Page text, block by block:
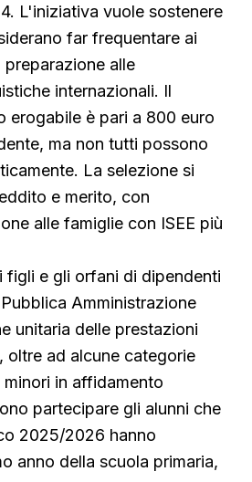
L'iniziativa vuole sostenere
far frequentare ai
alle
internazionali. Il
erogabile è pari a 800 euro
ma non tutti possono
La selezione si
e merito, con
alle famiglie con ISEE più
figli e gli orfani di dipendenti
Amministrazione
unitaria delle prestazioni
oltre ad alcune categorie
in affidamento
partecipare gli alunni che
2025/2026 hanno
anno della scuola primaria,